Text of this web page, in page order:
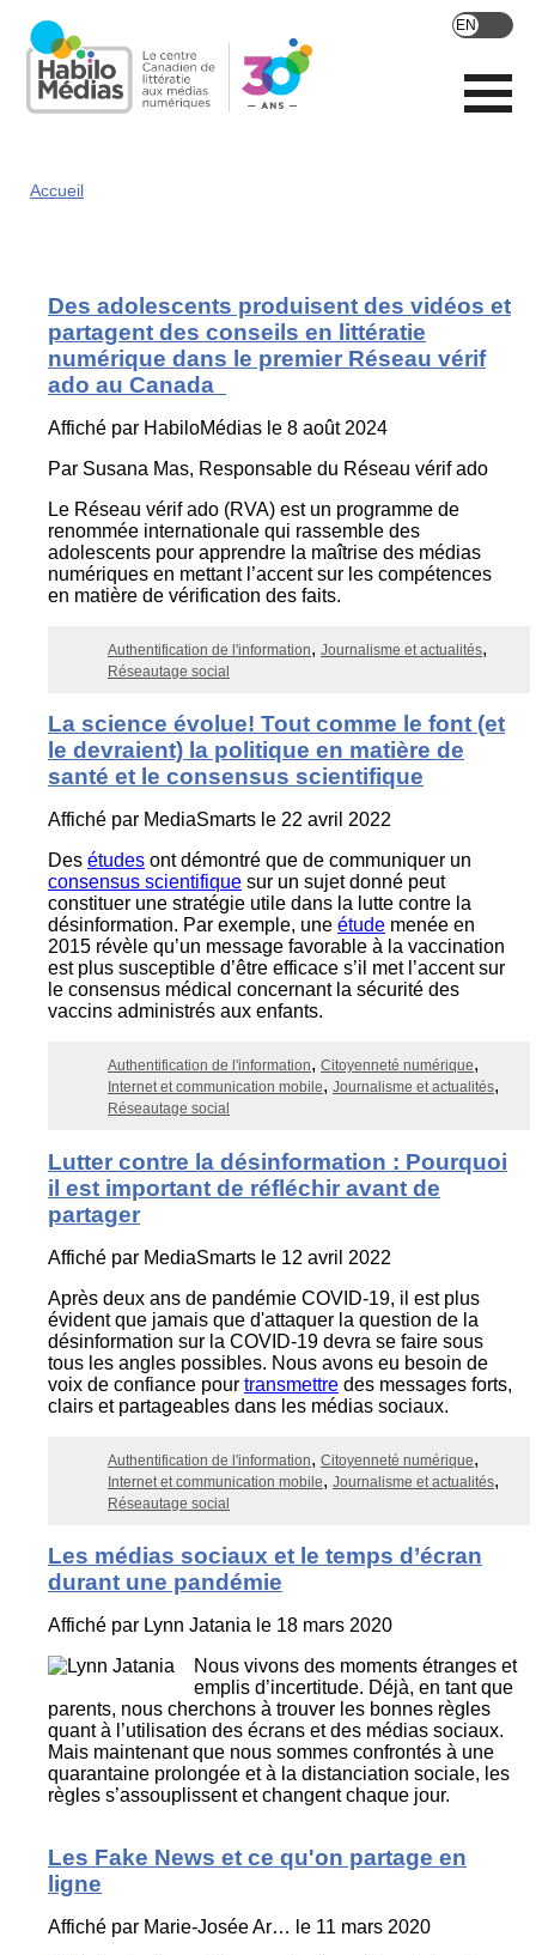
main
content
Accueil
Des adolescents produisent des vidéos et
partagent des conseils en littératie
numérique dans le premier Réseau vérif
ado au Canada
Affiché par HabiloMédias le 8 août 2024
Par Susana Mas, Responsable du Réseau vérif ado
Le Réseau vérif ado (RVA) est un programme de
renommée internationale qui rassemble des
adolescents pour apprendre la maîtrise des médias
numériques en mettant l’accent sur les compétences
en matière de vérification des faits.
Authentification de l'information
Journalisme et actualités
Réseautage social
La science évolue! Tout comme le font (et
le devraient) la politique en matière de
santé et le consensus scientifique
Affiché par MediaSmarts le 22 avril 2022
Des études ont démontré que de communiquer un
consensus scientifique sur un sujet donné peut
constituer une stratégie utile dans la lutte contre la
désinformation. Par exemple, une étude menée en
2015 révèle qu’un message favorable à la vaccination
est plus susceptible d’être efficace s’il met l’accent sur
le consensus médical concernant la sécurité des
vaccins administrés aux enfants.
Authentification de l'information
Citoyenneté numérique
Internet et communication mobile
Journalisme et actualités
Réseautage social
Lutter contre la désinformation : Pourquoi
il est important de réfléchir avant de
partager
Affiché par MediaSmarts le 12 avril 2022
Après deux ans de pandémie COVID-19, il est plus
évident que jamais que d'attaquer la question de la
désinformation sur la COVID-19 devra se faire sous
tous les angles possibles. Nous avons eu besoin de
voix de confiance pour transmettre des messages forts,
clairs et partageables dans les médias sociaux.
Authentification de l'information
Citoyenneté numérique
Internet et communication mobile
Journalisme et actualités
Réseautage social
Les médias sociaux et le temps d’écran
durant une pandémie
Affiché par Lynn Jatania le 18 mars 2020
Nous vivons des moments étranges et
emplis d’incertitude. Déjà, en tant que
parents, nous cherchons à trouver les bonnes règles
quant à l’utilisation des écrans et des médias sociaux.
Mais maintenant que nous sommes confrontés à une
quarantaine prolongée et à la distanciation sociale, les
règles s’assouplissent et changent chaque jour.
Les Fake News et ce qu'on partage en
ligne
Affiché par Marie-Josée Ar… le 11 mars 2020